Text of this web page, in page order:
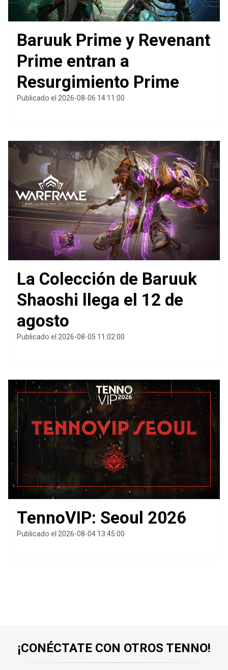
Baruuk Prime y Revenant
Prime entran a
Resurgimiento Prime
Publicado el 2026-08-06 14:11:00
La Colección de Baruuk
Shaoshi llega el 12 de
agosto
Publicado el 2026-08-05 11:02:00
TennoVIP: Seoul 2026
Publicado el 2026-08-04 13:45:00
¡CONÉCTATE CON OTROS TENNO!